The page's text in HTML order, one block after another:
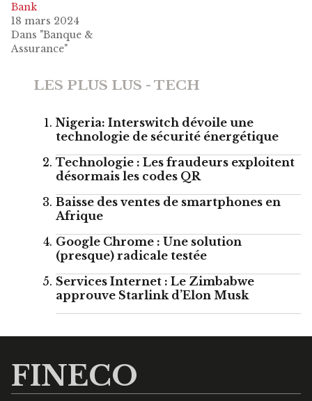
Bank
18 mars 2024
Dans "Banque &
Assurance"
LES PLUS LUS - TECH
Nigeria: Interswitch dévoile une
technologie de sécurité énergétique
Technologie : Les fraudeurs exploitent
désormais les codes QR
Baisse des ventes de smartphones en
Afrique
Google Chrome : Une solution
(presque) radicale testée
Services Internet : Le Zimbabwe
approuve Starlink d’Elon Musk
FINECO